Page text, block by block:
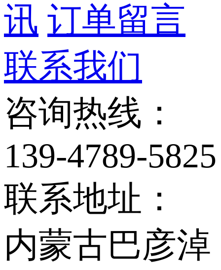
讯 订单留言
联系我们
咨询热线：
139-4789-5825
联系地址：
内蒙古巴彦淖